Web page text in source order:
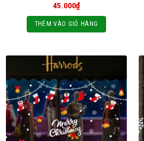
45.000₫
THÊM VÀO GIỎ HÀNG